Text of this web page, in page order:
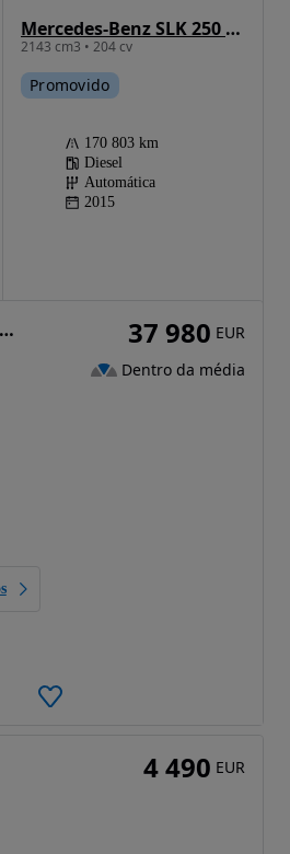
Mercedes-Benz SLK 250 CDI BE Aut. 132g
2143 cm3 • 204 cv
Promovido
170 803 km
Diesel
Automática
2015
Mercedes-Benz GLA 250 e 8G-DCT AMG Line Advanced Plus 37 980 EUR
Dentro da média
4 490 EUR